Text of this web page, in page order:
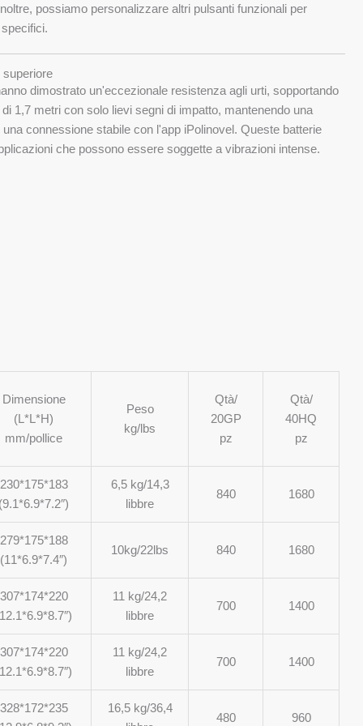
possiamo personalizzare altri pulsanti funzionali per
dimostrato un'eccezionale resistenza agli urti, sopportando
1,7 metri con solo lievi segni di impatto, mantenendo una
connessione stabile con l'app iPolinovel. Queste batterie
che possono essere soggette a vibrazioni intense.
Dimensione
(L*L*H)
mm/pollice
Peso
kg/lbs
Qtà/
20GP
pz
Qtà/
40HQ
pz
230*175*183
6,5 kg/14,3
libbre
840 1680
279*175*188
(11*6.9*7.4″)
10kg/22lbs 840 1680
307*174*220
11 kg/24,2
libbre
700 1400
307*174*220
11 kg/24,2
libbre
700 1400
328*172*235
16,5 kg/36,4
480 960